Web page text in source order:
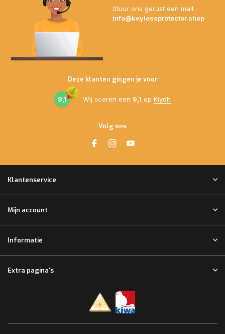
Stuur ons gerust een mail:
info@keylessprotector.shop
Deze klanten gingen je voor
9,1 Wij scoren een 9,1 op Kiyoh
Volg ons
Klantenservice
Mijn account
Informatie
Extra pagina's